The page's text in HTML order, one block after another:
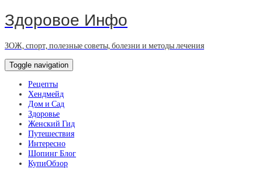
Здоровое Инфо
ЗОЖ, спорт, полезные советы, болезни и методы лечения
Toggle navigation
Рецепты
Хендмейд
Дом и Сад
Здоровье
Женский Гид
Путешествия
Интересно
Шопинг Блог
КупиОбзор